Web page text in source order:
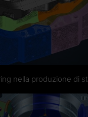
nella produzione di